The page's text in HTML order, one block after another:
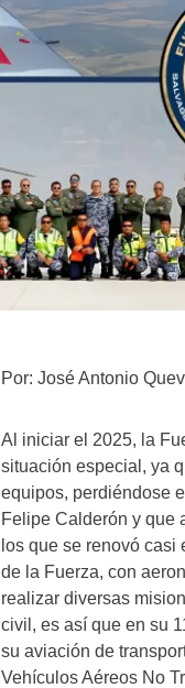
Por: José Antonio
Al iniciar el 2025, la
situación especial, ya
equipos, perdiéndose
Felipe Calderón y que
los que se renovó
de la Fuerza, con
realizar diversas
civil, es así que en su
su aviación de
Vehículos Aéreos No